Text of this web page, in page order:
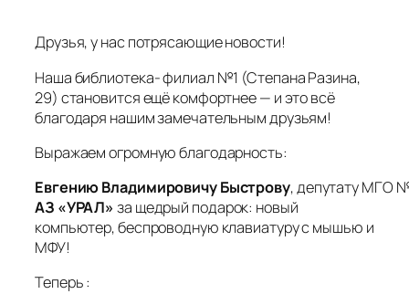
Друзья, у нас потрясающие новости!
Наша библиотека- филиал №1 (Степана Разина,
29) становится ещё комфортнее — и это всё
благодаря нашим замечательным друзьям!
Выражаем огромную благодарность:
Евгению Владимировичу Быстрову, депутату МГО
АЗ «УРАЛ» за щедрый подарок: новый
компьютер, беспроводную клавиатуру с мышью и
МФУ!
Теперь :